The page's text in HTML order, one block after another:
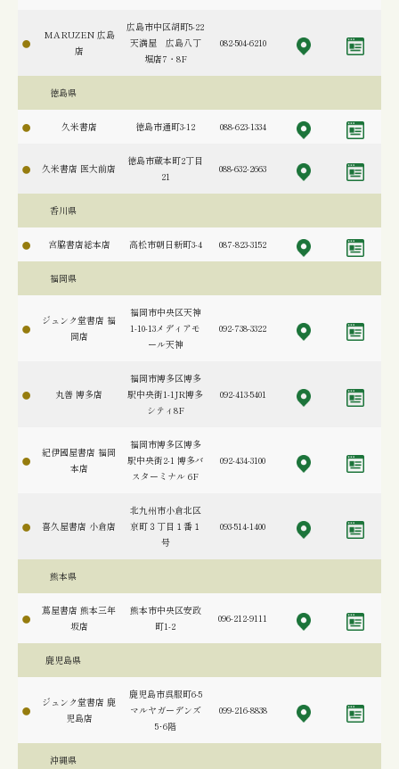
MARUZEN 広島
店
広島市中区胡町5-22
天満屋 広島八丁
堀店7・8F
082-504-6210
徳島県
久米書店 徳島市通町3-12 088-623-1334
久米書店 医大前店
徳島市蔵本町2丁目
21
088-632-2663
香川県
宮脇書店総本店 高松市朝日新町3-4 087-823-3152
福岡県
ジュンク堂書店 福
岡店
福岡市中央区天神
1-10-13メディアモ
ール天神
092-738-3322
丸善 博多店
福岡市博多区博多
駅中央街1-1JR博多
シティ8F
092-413-5401
紀伊國屋書店 福岡
本店
福岡市博多区博多
駅中央街2-1 博多バ
スターミナル 6F
092-434-3100
喜久屋書店 小倉店
北九州市小倉北区
京町３丁目１番１
号
093-514-1400
熊本県
蔦屋書店 熊本三年
坂店
熊本市中央区安政
町1-2
096-212-9111
鹿児島県
ジュンク堂書店 鹿
児島店
鹿児島市呉服町6-5
マルヤガーデンズ
5･6階
099-216-8838
沖縄県